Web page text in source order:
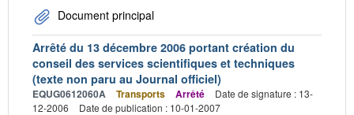
Document principal
Arrêté du 13 décembre 2006 portant création du
conseil des services scientifiques et techniques
(texte non paru au Journal officiel)
EQUG0612060A Transports Arrêté
Date de signature : 13-
12-2006
Date de publication : 10-01-2007